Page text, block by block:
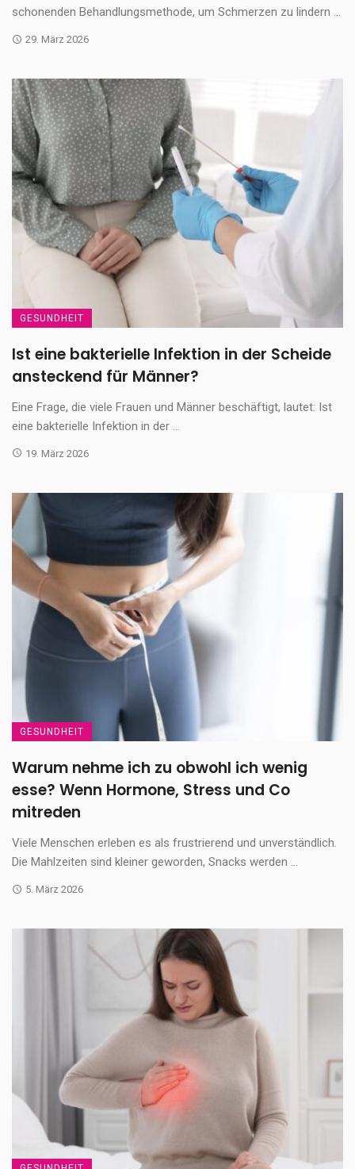
schonenden Behandlungsmethode, um Schmerzen zu lindern ...
29. März 2026
GESUNDHEIT
Ist eine bakterielle Infektion in der Scheide
ansteckend für Männer?
Eine Frage, die viele Frauen und Männer beschäftigt, lautet: Ist
eine bakterielle Infektion in der ...
19. März 2026
GESUNDHEIT
Warum nehme ich zu obwohl ich wenig
esse? Wenn Hormone, Stress und Co
mitreden
Viele Menschen erleben es als frustrierend und unverständlich.
Die Mahlzeiten sind kleiner geworden, Snacks werden ...
5. März 2026